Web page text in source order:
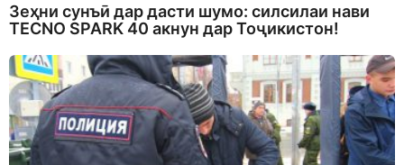
Зеҳни сунъӣ дар дасти шумо: силсилаи нави
TECNO SPARK 40 акнун дар Тоҷикистон!